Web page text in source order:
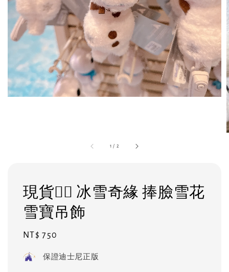
1 / 2
現貨❤️‍🔥 冰雪奇緣 捧臉雪花
雪寶吊飾
Regular
NT$ 750
保證迪士尼正版